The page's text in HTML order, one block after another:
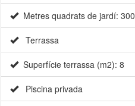
Metres quadrats de jardí: 300
Terrassa
Superfície terrassa (m2): 8
Piscina privada